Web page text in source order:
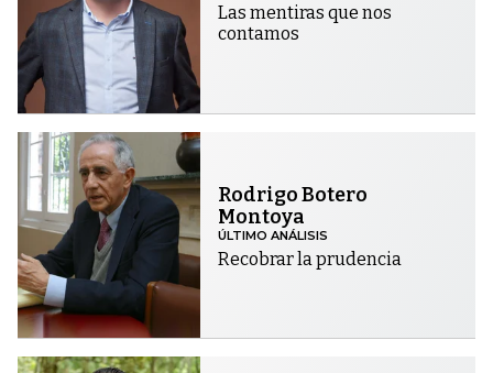
Las mentiras que nos
contamos
Rodrigo Botero
Montoya
ÚLTIMO ANÁLISIS
Recobrar la prudencia